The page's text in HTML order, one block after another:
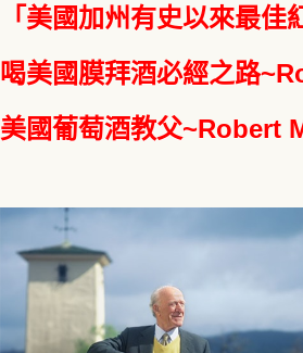
「美國加州有史以來最
喝美國膜拜酒必經之路
美國葡萄酒教父~Robert